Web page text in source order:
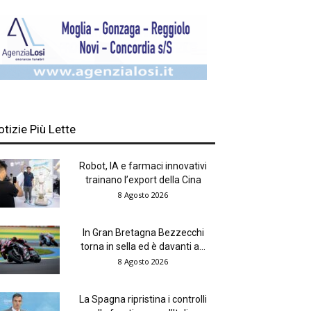
Più Lette
Robot, IA e farmaci innovativi
trainano l’export della Cina
8 Agosto 2026
In Gran Bretagna Bezzecchi
torna in sella ed è davanti a...
8 Agosto 2026
La Spagna ripristina i controlli